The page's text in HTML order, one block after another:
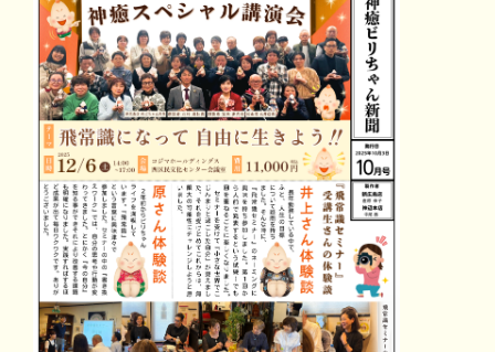
風水ミニビリちゃん診断
よくなるメッセージ
体験談
会社案内
お問い合わせ